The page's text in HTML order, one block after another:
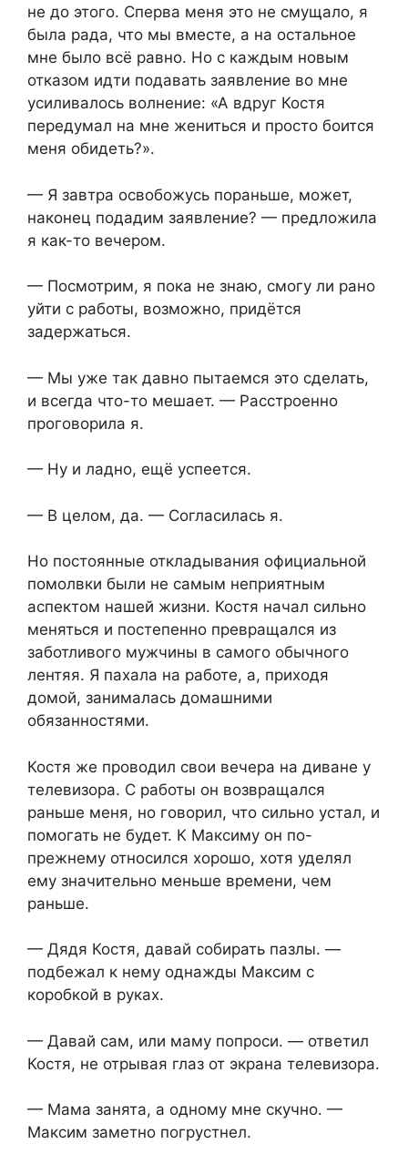
не до этого. Сперва меня это не смущало, я
была рада, что мы вместе, а на остальное
мне было всё равно. Но с каждым новым
отказом идти подавать заявление во мне
усиливалось волнение: «А вдруг Костя
передумал на мне жениться и просто боится
меня обидеть?».
— Я завтра освобожусь пораньше, может,
наконец подадим заявление? — предложила
я как-то вечером.
— Посмотрим, я пока не знаю, смогу ли рано
уйти с работы, возможно, придётся
задержаться.
— Мы уже так давно пытаемся это сделать,
и всегда что-то мешает. — Расстроенно
проговорила я.
— Ну и ладно, ещё успеется.
— В целом, да. — Согласилась я.
Но постоянные откладывания официальной
помолвки были не самым неприятным
аспектом нашей жизни. Костя начал сильно
меняться и постепенно превращался из
заботливого мужчины в самого обычного
лентяя. Я пахала на работе, а, приходя
домой, занималась домашними
обязанностями.
Костя же проводил свои вечера на диване у
телевизора. С работы он возвращался
раньше меня, но говорил, что сильно устал, и
помогать не будет. К Максиму он по-
прежнему относился хорошо, хотя уделял
ему значительно меньше времени, чем
раньше.
— Дядя Костя, давай собирать пазлы. —
подбежал к нему однажды Максим с
коробкой в руках.
— Давай сам, или маму попроси. — ответил
Костя, не отрывая глаз от экрана телевизора.
— Мама занята, а одному мне скучно. —
Максим заметно погрустнел.